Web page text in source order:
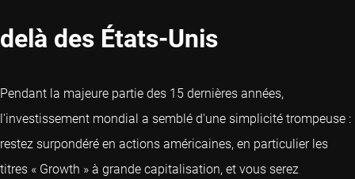
delà des États-Unis
Pendant la majeure partie des 15 dernières années,
l'investissement mondial a semblé d'une simplicité trompeuse :
restez surpondéré en actions américaines, en particulier les
titres « Growth » à grande capitalisation, et vous serez